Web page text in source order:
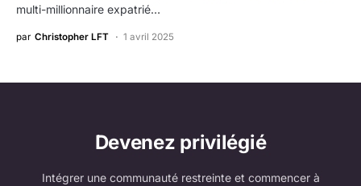
multi-millionnaire expatrié…
par Christopher LFT 1 avril 2025
Devenez privilégié
Intégrer une communauté restreinte et commencer à